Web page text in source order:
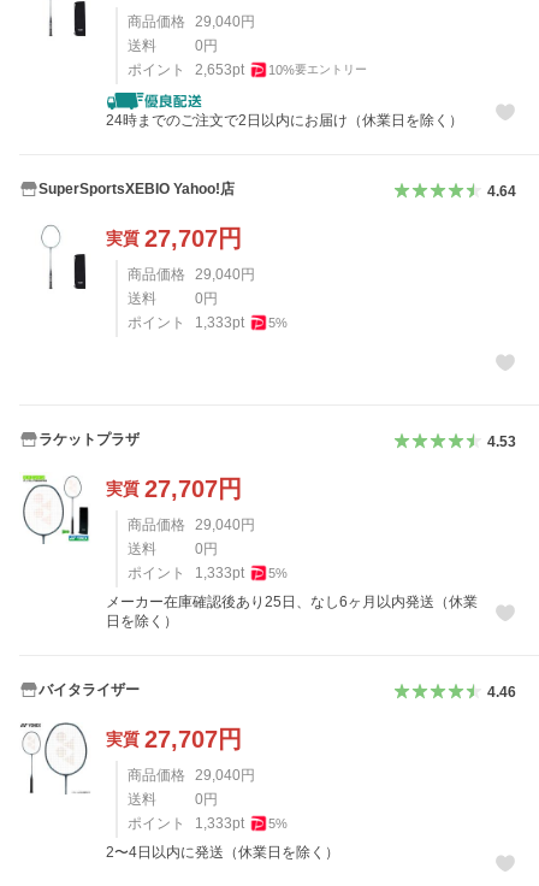
商品価格 29,040 円
送料
0 円
ポイント
2,653pt 10%要エントリー
24時までのご注文で2日以内にお届け（休業日を除く）
SuperSportsXEBIO Yahoo!店 4.64
実質 27,707円
商品価格 29,040円
送料
0円
ポイント
1,333pt 5%
ラケットプラザ 4.53
実質 27,707円
商品価格 29,040円
送料
0円
ポイント
1,333pt 5%
メーカー在庫確認後あり25日、なし6ヶ月以内発送（休業
日を除く）
バイタライザー 4.46
実質 27,707円
商品価格 29,040円
送料
0円
ポイント
1,333pt 5%
2〜4日以内に発送（休業日を除く）